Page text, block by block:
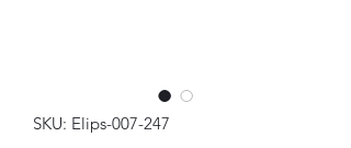
SKU: Elips-007-247